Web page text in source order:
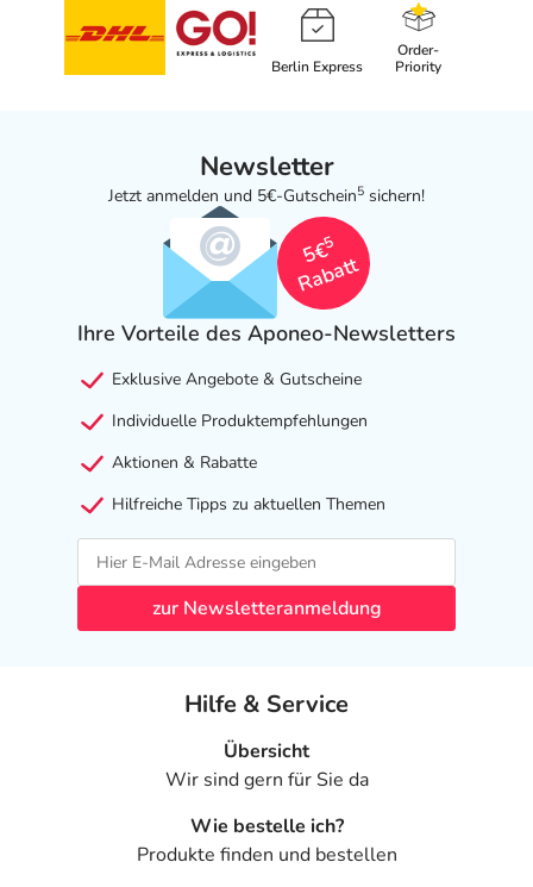
Berlin Express
Order-
Priority
Newsletter
Jetzt anmelden und 5€-Gutschein5 sichern!
5€
5
Rabatt
Ihre Vorteile des Aponeo-Newsletters
Exklusive Angebote & Gutscheine
Individuelle Produktempfehlungen
Aktionen & Rabatte
Hilfreiche Tipps zu aktuellen Themen
zur Newsletteranmeldung
Hilfe & Service
Übersicht
Wir sind gern für Sie da
Wie bestelle ich?
Produkte finden und bestellen